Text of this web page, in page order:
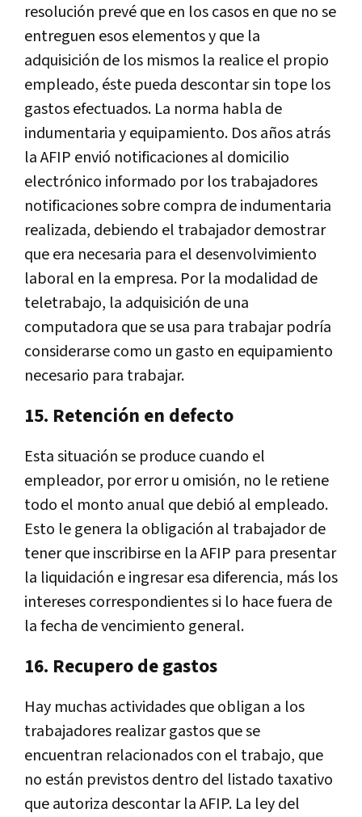
resolución prevé que en los casos en que no se
entreguen esos elementos y que la
adquisición de los mismos la realice el propio
empleado, éste pueda descontar sin tope los
gastos efectuados. La norma habla de
indumentaria y equipamiento. Dos años atrás
la AFIP envió notificaciones al domicilio
electrónico informado por los trabajadores
notificaciones sobre compra de indumentaria
realizada, debiendo el trabajador demostrar
que era necesaria para el desenvolvimiento
laboral en la empresa. Por la modalidad de
teletrabajo, la adquisición de una
computadora que se usa para trabajar podría
considerarse como un gasto en equipamiento
necesario para trabajar.
15. Retención en defecto
Esta situación se produce cuando el
empleador, por error u omisión, no le retiene
todo el monto anual que debió al empleado.
Esto le genera la obligación al trabajador de
tener que inscribirse en la AFIP para presentar
la liquidación e ingresar esa diferencia, más los
intereses correspondientes si lo hace fuera de
la fecha de vencimiento general.
16. Recupero de gastos
Hay muchas actividades que obligan a los
trabajadores realizar gastos que se
encuentran relacionados con el trabajo, que
no están previstos dentro del listado taxativo
que autoriza descontar la AFIP. La ley del